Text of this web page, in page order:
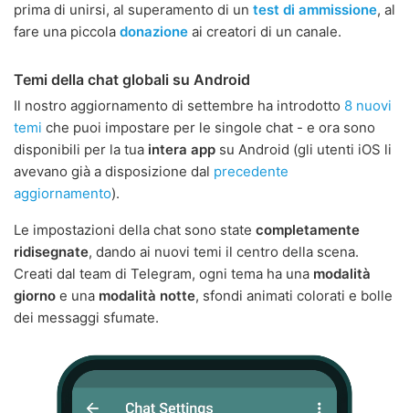
prima di unirsi, al superamento di un test di ammissione, al
fare una piccola donazione ai creatori di un canale.
Temi della chat globali su Android
Il nostro aggiornamento di settembre ha introdotto 8 nuovi
temi che puoi impostare per le singole chat - e ora sono
disponibili per la tua intera app su Android (gli utenti iOS li
avevano già a disposizione dal precedente
aggiornamento).
Le impostazioni della chat sono state completamente
ridisegnate, dando ai nuovi temi il centro della scena.
Creati dal team di Telegram, ogni tema ha una modalità
giorno e una modalità notte, sfondi animati colorati e bolle
dei messaggi sfumate.